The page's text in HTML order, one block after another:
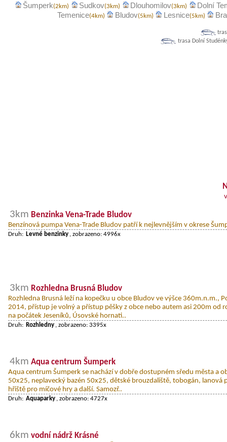
Šumperk(2km) Sudkov(3km) Dlouhomilov(3km)
Dolní
Temenice(4km) Bludov(5km) Lesnice(5km)
trasa Dolní
3km Benzinka Vena-Trade Bludov
Benzínová pumpa Vena-Trade Bludov patří k nejlevnějším v okrese
Druh: Levné benzinky , zobrazeno: 4996x
3km Rozhledna Brusná Bludov
Rozhledna Brusná leží na kopečku u obce Bludov ve výšce 360m.n.m.,
2014, přístup je volný a přístup pěšky z obce nebo autem asi 200m od
na počátek Jeseníků, Úsovské hornati..
Druh: Rozhledny , zobrazeno: 3395x
4km Aqua centrum Šumperk
Aqua centrum Šumperk se nachází v dobře dostupném sředu města a
50x25, neplavecký bazén 50x25, dětské brouzdaliště, tobogán, lanová
hřiště pro míčové hry a další. Samozř..
Druh: Aquaparky , zobrazeno: 4727x
6km vodní nádrž Krásné